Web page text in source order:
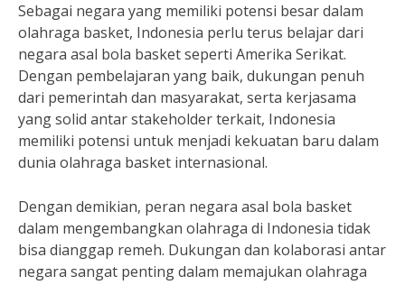
Sebagai negara yang memiliki potensi besar dalam
olahraga basket, Indonesia perlu terus belajar dari
negara asal bola basket seperti Amerika Serikat.
Dengan pembelajaran yang baik, dukungan penuh
dari pemerintah dan masyarakat, serta kerjasama
yang solid antar stakeholder terkait, Indonesia
memiliki potensi untuk menjadi kekuatan baru dalam
dunia olahraga basket internasional.
Dengan demikian, peran negara asal bola basket
dalam mengembangkan olahraga di Indonesia tidak
bisa dianggap remeh. Dukungan dan kolaborasi antar
negara sangat penting dalam memajukan olahraga